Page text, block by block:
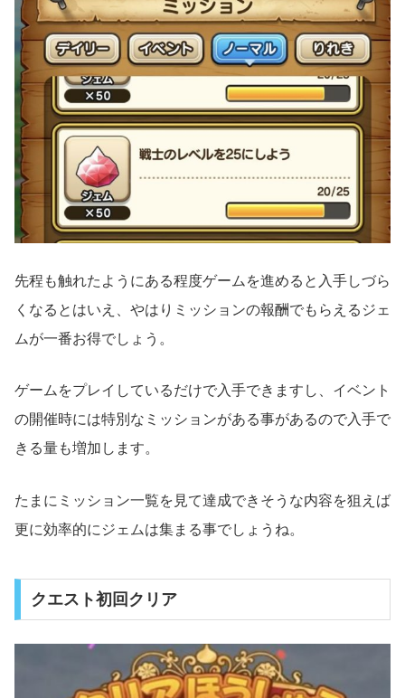
先程も触れたようにある程度ゲームを進めると入手しづら
くなるとはいえ、やはりミッションの報酬でもらえるジェ
ムが一番お得でしょう。
ゲームをプレイしているだけで入手できますし、イベント
の開催時には特別なミッションがある事があるので入手で
きる量も増加します。
たまにミッション一覧を見て達成できそうな内容を狙えば
更に効率的にジェムは集まる事でしょうね。
クエスト初回クリア